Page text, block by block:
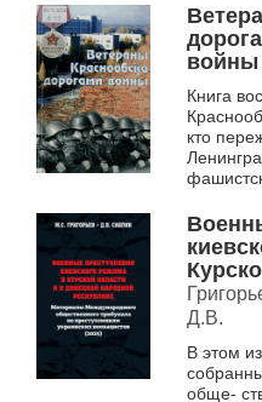
2003 г.
войны
Книга
кто
войной
Д.В.
В этом
обще-